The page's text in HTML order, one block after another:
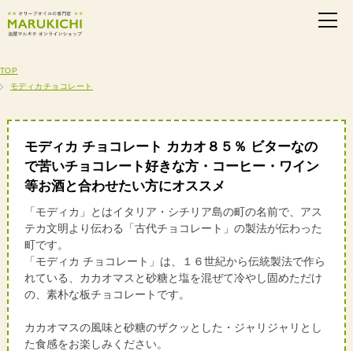
TOP
モディカチョコレート
モディカ チョコレート カカオ８５％ ビターなの
で苦いチョコレート好きな方・コーヒー・ワイン
等お酒と合わせたい方にオススメ
「モディカ」とはイタリア・シチリア島の町の名前で、アス
テカ文明より伝わる「古代チョコレート」の製法が伝わった
町です。
「モディカ チョコレート」は、１６世紀から伝統製法で作ら
れている、カカオマスと砂糖と塩を混ぜて冷やし固めただけ
の、素朴な板チョコレートです。
カカオマスの風味と砂糖のザクッとした・ジャリジャリとし
た食感をお楽しみください。